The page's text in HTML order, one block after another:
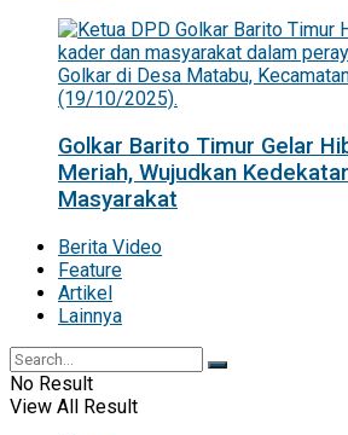
Golkar Barito Timur Gelar
Meriah, Wujudkan
Masyarakat
Berita Video
Feature
Artikel
Lainnya
No Result
View All Result